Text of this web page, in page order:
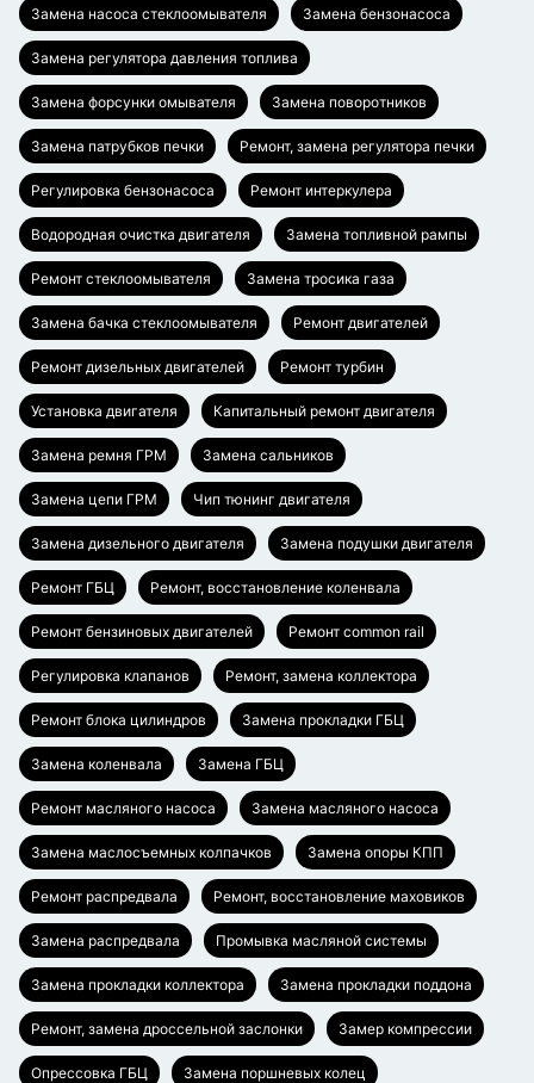
Замена насоса стеклоомывателя Замена бензонасоса
Замена регулятора давления топлива
Замена форсунки омывателя Замена поворотников
Замена патрубков печки Ремонт, замена регулятора печки
Регулировка бензонасоса Ремонт интеркулера
Водородная очистка двигателя Замена топливной рампы
Ремонт стеклоомывателя Замена тросика газа
Замена бачка стеклоомывателя Ремонт двигателей
Ремонт дизельных двигателей Ремонт турбин
Установка двигателя Капитальный ремонт двигателя
Замена ремня ГРМ Замена сальников
Замена цепи ГРМ Чип тюнинг двигателя
Замена дизельного двигателя Замена подушки двигателя
Ремонт ГБЦ Ремонт, восстановление коленвала
Ремонт бензиновых двигателей Ремонт common rail
Регулировка клапанов Ремонт, замена коллектора
Ремонт блока цилиндров Замена прокладки ГБЦ
Замена коленвала Замена ГБЦ
Ремонт масляного насоса Замена масляного насоса
Замена маслосъемных колпачков Замена опоры КПП
Ремонт распредвала Ремонт, восстановление маховиков
Замена распредвала Промывка масляной системы
Замена прокладки коллектора Замена прокладки поддона
Ремонт, замена дроссельной заслонки Замер компрессии
Опрессовка ГБЦ Замена поршневых колец